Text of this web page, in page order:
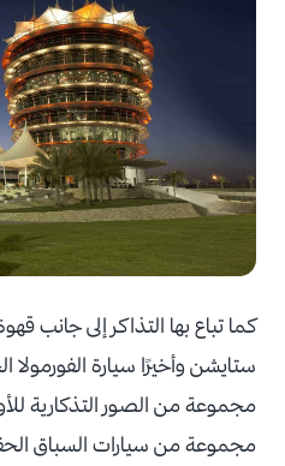
ستايشن وأخيرًا سيارة الفورمولا
مجموعة من الصور التذكارية
مجموعة من سيارات السباق